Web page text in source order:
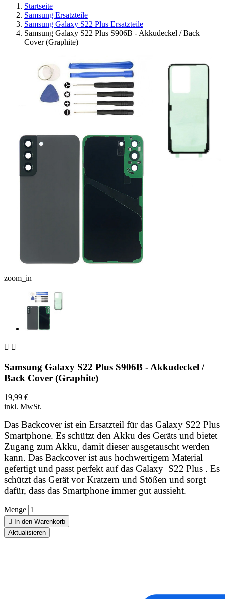
Startseite
Samsung Ersatzteile
Samsung Galaxy S22 Plus Ersatzteile
Samsung Galaxy S22 Plus S906B - Akkudeckel / Back
Cover (Graphite)
zoom_in
 
Samsung Galaxy S22 Plus S906B - Akkudeckel /
Back Cover (Graphite)
19,99 €
inkl. MwSt.
Das Backcover ist ein Ersatzteil für das Galaxy S22 Plus
Smartphone. Es schützt den Akku des Geräts und bietet
Zugang zum Akku, damit dieser ausgetauscht werden
kann. Das Backcover ist aus hochwertigem Material
gefertigt und passt perfekt auf das Galaxy S22 Plus . Es
schützt das Gerät vor Kratzern und Stößen und sorgt
dafür, dass das Smartphone immer gut aussieht.
Menge
 In den Warenkorb